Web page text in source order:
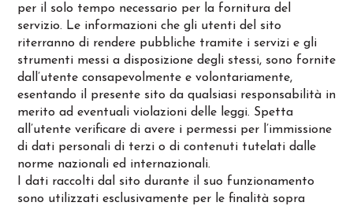
per il solo tempo necessario per la fornitura del
servizio. Le informazioni che gli utenti del sito
riterranno di rendere pubbliche tramite i servizi e gli
strumenti messi a disposizione degli stessi, sono fornite
dall’utente consapevolmente e volontariamente,
esentando il presente sito da qualsiasi responsabilità in
merito ad eventuali violazioni delle leggi. Spetta
all’utente verificare di avere i permessi per l’immissione
di dati personali di terzi o di contenuti tutelati dalle
norme nazionali ed internazionali.
I dati raccolti dal sito durante il suo funzionamento
sono utilizzati esclusivamente per le finalità sopra